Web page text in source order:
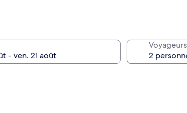
Voyageurs